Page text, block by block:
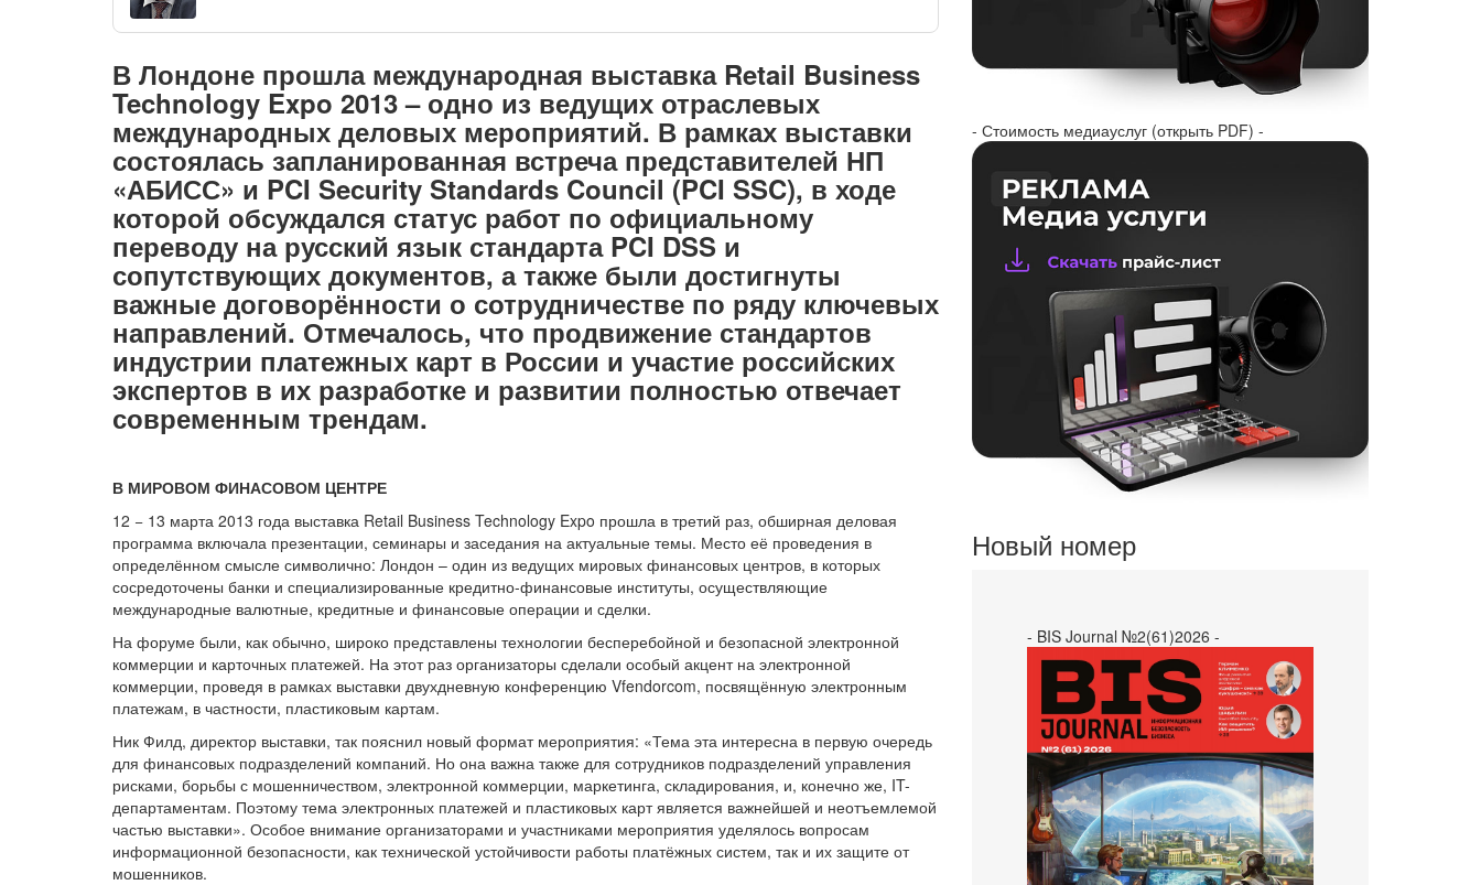
В Лондоне прошла международная выставка Retail Business
Technology Expo 2013 – одно из ведущих отраслевых
международных деловых мероприятий. В рамках выставки
состоялась запланированная встреча представителей НП
«АБИСС» и PCI Security Standards Council (PCI SSC), в ходе
которой обсуждался статус работ по официальному
переводу на русский язык стандарта PCI DSS и
сопутствующих документов, а также были достигнуты
важные договорённости о сотрудничестве по ряду ключевых
направлений. Отмечалось, что продвижение стандартов
индустрии платежных карт в России и участие российских
экспертов в их разработке и развитии полностью отвечает
современным трендам.
В МИРОВОМ ФИНАСОВОМ ЦЕНТРЕ
12 − 13 марта 2013 года выставка Retail Business Technology Expo прошла в третий раз, обширная деловая
программа включала презентации, семинары и заседания на актуальные темы. Место её проведения в
определённом смысле символично: Лондон – один из ведущих мировых финансовых центров, в которых
сосредоточены банки и специализированные кредитно-финансовые институты, осуществляющие
международные валютные, кредитные и финансовые операции и сделки.
На форуме были, как обычно, широко представлены технологии бесперебойной и безопасной электронной
коммерции и карточных платежей. На этот раз организаторы сделали особый акцент на электронной
коммерции, проведя в рамках выставки двухдневную конференцию Vfendorcom, посвящённую электронным
платежам, в частности, пластиковым картам.
Ник Филд, директор выставки, так пояснил новый формат мероприятия: «Тема эта интересна в первую очередь
для финансовых подразделений компаний. Но она важна также для сотрудников подразделений управления
рисками, борьбы с мошенничеством, электронной коммерции, маркетинга, складирования, и, конечно же, IT-
департаментам. Поэтому тема электронных платежей и пластиковых карт является важнейшей и неотъемлемой
частью выставки». Особое внимание организаторами и участниками мероприятия уделялось вопросам
информационной безопасности, как технической устойчивости работы платёжных систем, так и их защите от
мошенников.
- Стоимость медиауслуг (открыть PDF) -
Новый номер
- BIS Journal №2(61)2026 -